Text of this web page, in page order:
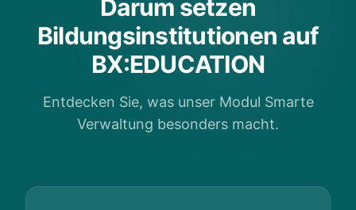
Darum setzen
Bildungsinstitutionen auf
BX:EDUCATION
Entdecken Sie, was unser Modul Smarte
Verwaltung besonders macht.